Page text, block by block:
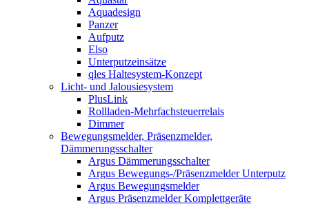
Aquadesign
Panzer
Aufputz
Elso
Unterputzeinsätze
qles Haltesystem-Konzept
Licht- und Jalousiesystem
PlusLink
Rollladen-Mehrfachsteuerrelais
Dimmer
Bewegungsmelder, Präsenzmelder,
Dämmerungsschalter
Argus Dämmerungsschalter
Argus Bewegungs-/Präsenzmelder Unterputz
Argus Bewegungsmelder
Argus Präsenzmelder Komplettgeräte